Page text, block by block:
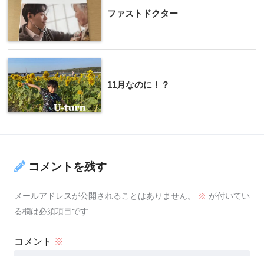
ファストドクター
11月なのに！？
コメントを残す
メールアドレスが公開されることはありません。 ※ が付いてい
る欄は必須項目です
コメント ※